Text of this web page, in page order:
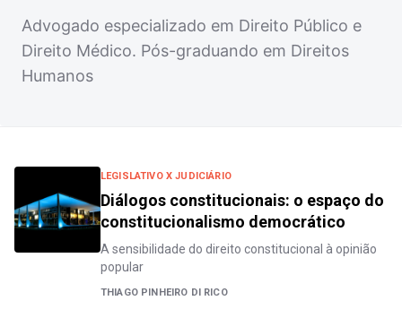
Advogado especializado em Direito Público e
Direito Médico. Pós-graduando em Direitos
Humanos
LEGISLATIVO X JUDICIÁRIO
Diálogos constitucionais: o espaço do
constitucionalismo democrático
A sensibilidade do direito constitucional à opinião
popular
THIAGO PINHEIRO DI RICO